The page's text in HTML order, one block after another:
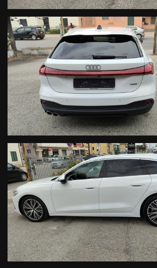
Assistente agli incroci
Assistente al traffico trasversale
Rilevamento della distrazione
Supporto lombare regolabile elettricamente
Rivestimenti dei sedili in tessuto, sedili
Sistema di propulsione mild hybrid, serbatoio
Versione non fumatori
Cornici cromate per i finestrini
Vetri oscurati (vetri per la privacy)
Vetri termoisolanti
Spoiler sul tetto, barre sul tetto
Bracciolo centrale anteriore, inserti decorativi
Illuminazione ambientale multicolore,
trazione integrale, cambio a doppia frizione
Trazione integrale Audi drive select
Ricezione radio digitale DAB Touchscreen
Sistema di navigazione
Sistema audio Audi
Android Auto Apple CarPlay
Servosterzo anteriore e posteriore
Light Assist.